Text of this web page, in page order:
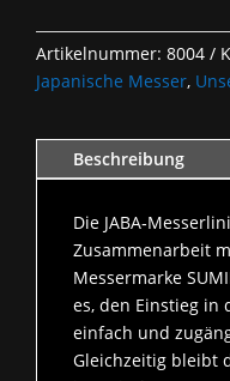
Artikelnummer: 8004
Japanische Messer,
Beschreibung
Die
Zusammenarbeit
Messermarke
es, den Einstieg in
einfach und
Gleichzeitig bleibt